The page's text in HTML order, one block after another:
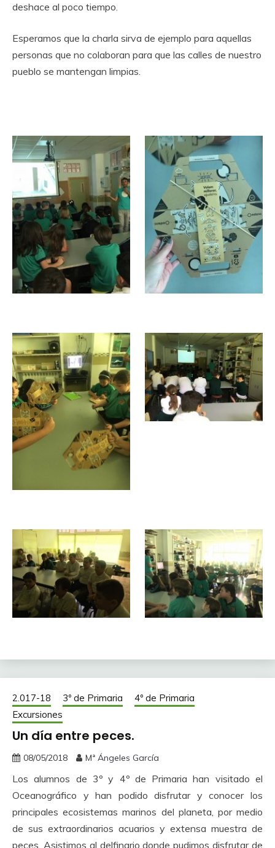
deshace al poco tiempo.
Esperamos que la charla sirva de ejemplo para aquellas
personas que no colaboran para que las calles de nuestro
pueblo se mantengan limpias.
2.017-18 3º de Primaria
4º de Primaria
Excursiones
Un día entre peces.
08/05/2018 Mª Ángeles García
Los alumnos de 3º y 4º de Primaria han visitado el
Oceanográfico y han podido disfrutar y conocer los
principales ecosistemas marinos del planeta, por medio
de sus extraordinarios acuarios y extensa muestra de
peces. Asistimos al delfinario donde pudimos disfrutar de